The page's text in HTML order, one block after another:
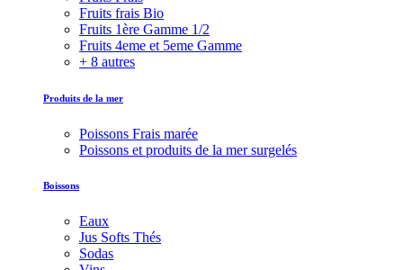
Fruits frais Bio
Fruits 1ère Gamme 1/2
Fruits 4eme et 5eme Gamme
+ 8 autres
Produits de la mer
Poissons Frais marée
Poissons et produits de la mer surgelés
Boissons
Eaux
Jus Softs Thés
Sodas